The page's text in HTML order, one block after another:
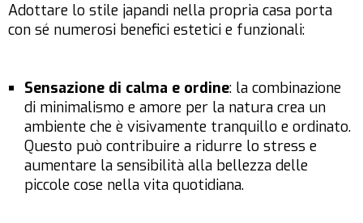
Adottare lo stile japandi nella propria casa porta
con sé numerosi benefici estetici e funzionali:
Sensazione di calma e ordine: la combinazione
di minimalismo e amore per la natura crea un
ambiente che è visivamente tranquillo e ordinato.
Questo può contribuire a ridurre lo stress e
aumentare la sensibilità alla bellezza delle
piccole cose nella vita quotidiana.